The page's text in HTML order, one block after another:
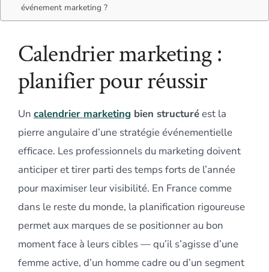
événement marketing ?
Calendrier marketing :
planifier pour réussir
Un calendrier marketing bien structuréest la
pierre angulaire d’une stratégie événementielle
efficace. Les professionnels du marketing doivent
anticiper et tirer parti des temps forts de l’année
pour maximiser leur visibilité. En France comme
dans le reste du monde, la planification rigoureuse
permet aux marques de se positionner au bon
moment face à leurs cibles — qu’il s’agisse d’une
femme active, d’un homme cadre ou d’un segment